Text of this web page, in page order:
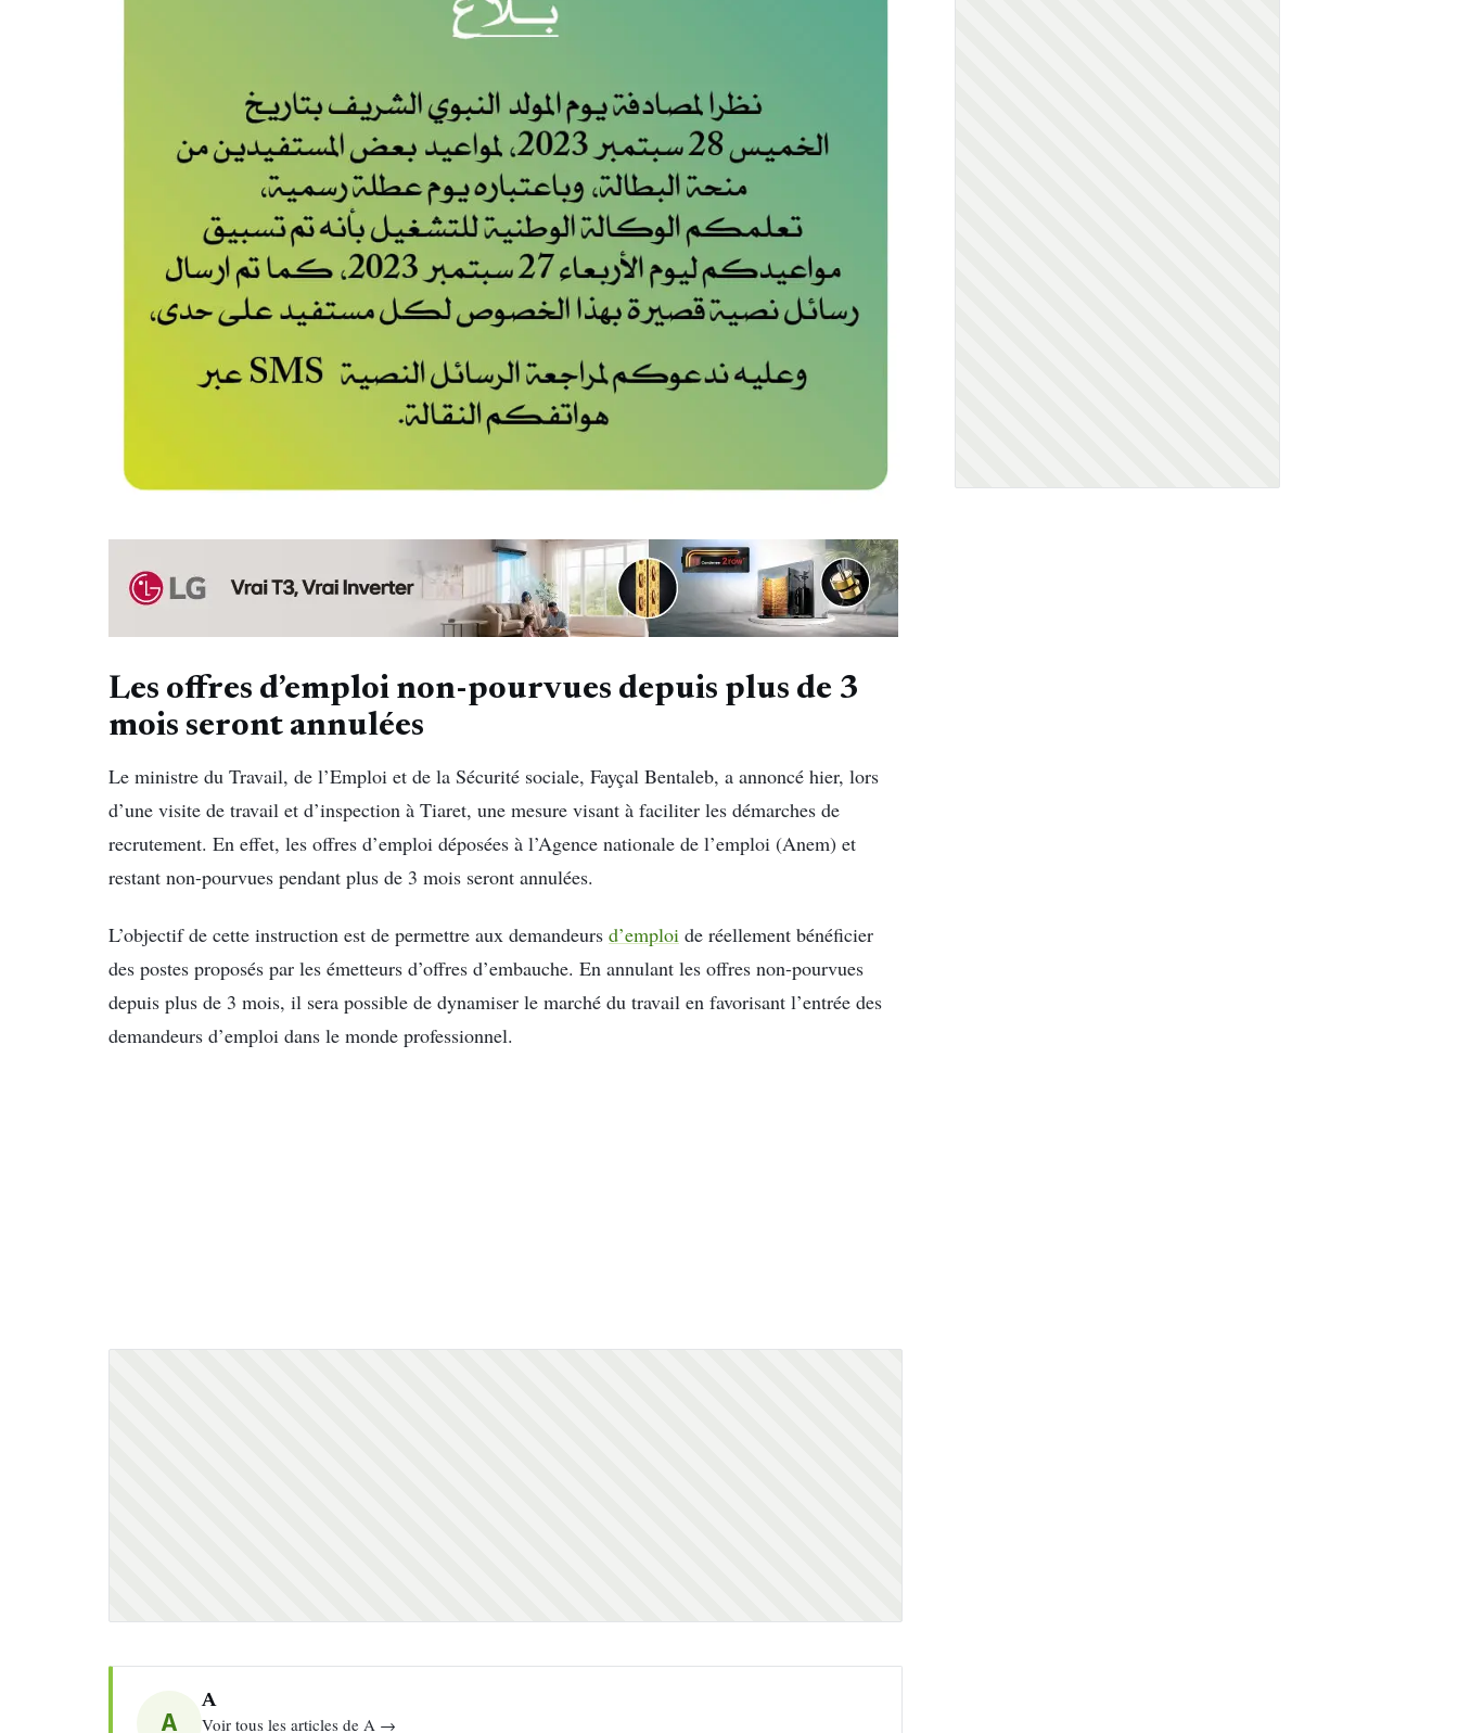
Les offres d’emploi non-pourvues depuis plus de 3
mois seront annulées
Le ministre du Travail, de l’Emploi et de la Sécurité sociale, Fayçal Bentaleb, a annoncé hier, lors
d’une visite de travail et d’inspection à Tiaret, une mesure visant à faciliter les démarches de
recrutement. En effet, les offres d’emploi déposées à l’Agence nationale de l’emploi (Anem) et
restant non-pourvues pendant plus de 3 mois seront annulées.
L’objectif de cette instruction est de permettre aux demandeurs d’emploi de réellement bénéficier
des postes proposés par les émetteurs d’offres d’embauche. En annulant les offres non-pourvues
depuis plus de 3 mois, il sera possible de dynamiser le marché du travail en favorisant l’entrée des
demandeurs d’emploi dans le monde professionnel.
A
A
Voir tous les articles de A →